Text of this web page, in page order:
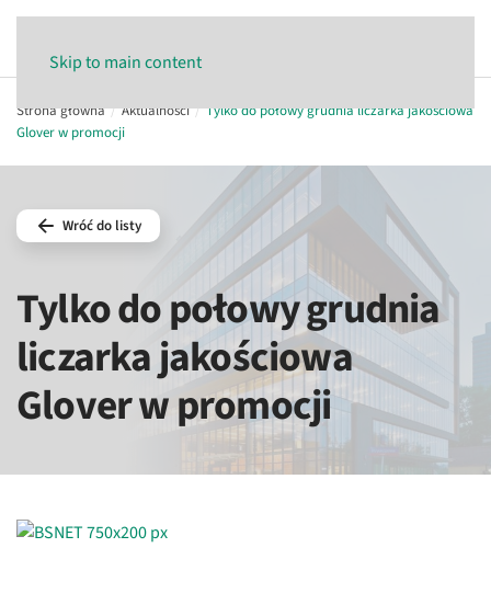
Skip to main content
Strona główna Aktualności
Tylko do połowy grudnia liczarka jakościowa
Glover w promocji
Wróć do listy
Tylko do połowy grudnia
liczarka jakościowa
Glover w promocji